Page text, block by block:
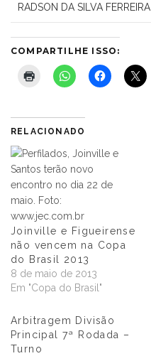
RADSON DA SILVA FERREIRA
COMPARTILHE ISSO:
RELACIONADO
Joinville e Figueirense
não vencem na Copa
do Brasil 2013
8 de maio de 2013
Em "Copa do Brasil"
Arbitragem Divisão
Principal 7ª Rodada –
Turno